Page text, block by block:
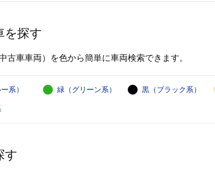
を探す
古車車両）を色から簡単に車両検索できます。
系） 緑（グリーン系） 黒（ブラック系）
す